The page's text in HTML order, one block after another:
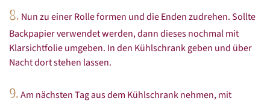
8. Nun zu einer Rolle formen und die Enden zudrehen. Sollte
Backpapier verwendet werden, dann dieses nochmal mit
Klarsichtfolie umgeben. In den Kühlschrank geben und über
Nacht dort stehen lassen.
9.Am nächsten Tag aus dem Kühlschrank nehmen, mit